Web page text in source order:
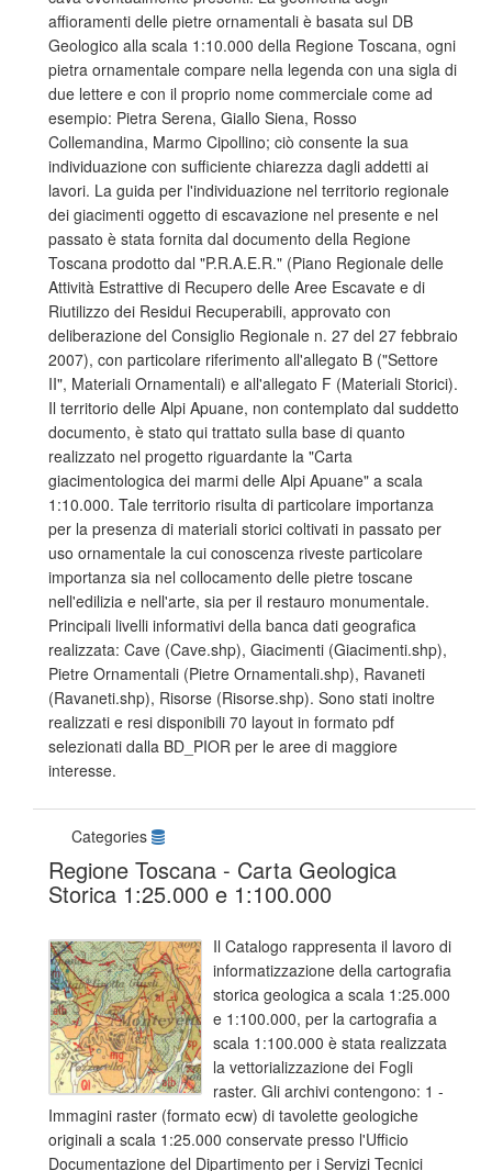
affioramenti delle pietre ornamentali è basata sul DB
Geologico alla scala 1:10.000 della Regione Toscana, ogni
pietra ornamentale compare nella legenda con una sigla di
due lettere e con il proprio nome commerciale come ad
esempio: Pietra Serena, Giallo Siena, Rosso
Collemandina, Marmo Cipollino; ciò consente la sua
individuazione con sufficiente chiarezza dagli addetti ai
lavori. La guida per l'individuazione nel territorio regionale
dei giacimenti oggetto di escavazione nel presente e nel
passato è stata fornita dal documento della Regione
Toscana prodotto dal "P.R.A.E.R." (Piano Regionale delle
Attività Estrattive di Recupero delle Aree Escavate e di
Riutilizzo dei Residui Recuperabili, approvato con
deliberazione del Consiglio Regionale n. 27 del 27 febbraio
2007), con particolare riferimento all'allegato B ("Settore
II", Materiali Ornamentali) e all'allegato F (Materiali Storici).
Il territorio delle Alpi Apuane, non contemplato dal suddetto
documento, è stato qui trattato sulla base di quanto
realizzato nel progetto riguardante la "Carta
giacimentologica dei marmi delle Alpi Apuane" a scala
1:10.000. Tale territorio risulta di particolare importanza
per la presenza di materiali storici coltivati in passato per
uso ornamentale la cui conoscenza riveste particolare
importanza sia nel collocamento delle pietre toscane
nell'edilizia e nell'arte, sia per il restauro monumentale.
Principali livelli informativi della banca dati geografica
realizzata: Cave (Cave.shp), Giacimenti (Giacimenti.shp),
Pietre Ornamentali (Pietre Ornamentali.shp), Ravaneti
(Ravaneti.shp), Risorse (Risorse.shp). Sono stati inoltre
realizzati e resi disponibili 70 layout in formato pdf
selezionati dalla BD_PIOR per le aree di maggiore
interesse.
Categories
Regione Toscana - Carta Geologica
Storica 1:25.000 e 1:100.000
Il Catalogo rappresenta il lavoro di
informatizzazione della cartografia
storica geologica a scala 1:25.000
e 1:100.000, per la cartografia a
scala 1:100.000 è stata realizzata
la vettorializzazione dei Fogli
raster. Gli archivi contengono: 1 -
Immagini raster (formato ecw) di tavolette geologiche
originali a scala 1:25.000 conservate presso l'Ufficio
Documentazione del Dipartimento per i Servizi Tecnici